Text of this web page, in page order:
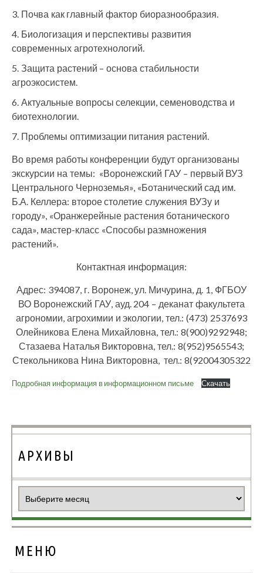
Почва как главный фактор биоразнообразия.
Биологизация и перспективы развития
современных агротехнологий.
Защита растений – основа стабильности
агроэкосистем.
Актуальные вопросы селекции, семеноводства и
биотехнологии.
Проблемы оптимизации питания растений.
Во время работы конференции будут организованы
экскурсии на темы: «Воронежский ГАУ – первый ВУЗ
Центрального Черноземья», «Ботанический сад им.
Б.А. Келлера: второе столетие служения ВУЗу и
городу», «Оранжерейные растения ботанического
сада», мастер-класс «Способы размножения
растений».
Контактная информация:
Адрес: 394087, г. Воронеж, ул. Мичурина, д. 1, ФГБОУ
ВО Воронежский ГАУ, ауд. 204 – деканат факультета
агрономии, агрохимии и экологии, тел.: (473) 2537693
Олейникова Елена Михайловна, тел.: 8(900)9292948;
Стазаева Наталья Викторовна, тел.: 8(952)9565543;
Стекольникова Нина Викторовна, тел.: 8(92004305322
Подробная информация в информационном письме Скачать
АРХИВЫ
МЕНЮ